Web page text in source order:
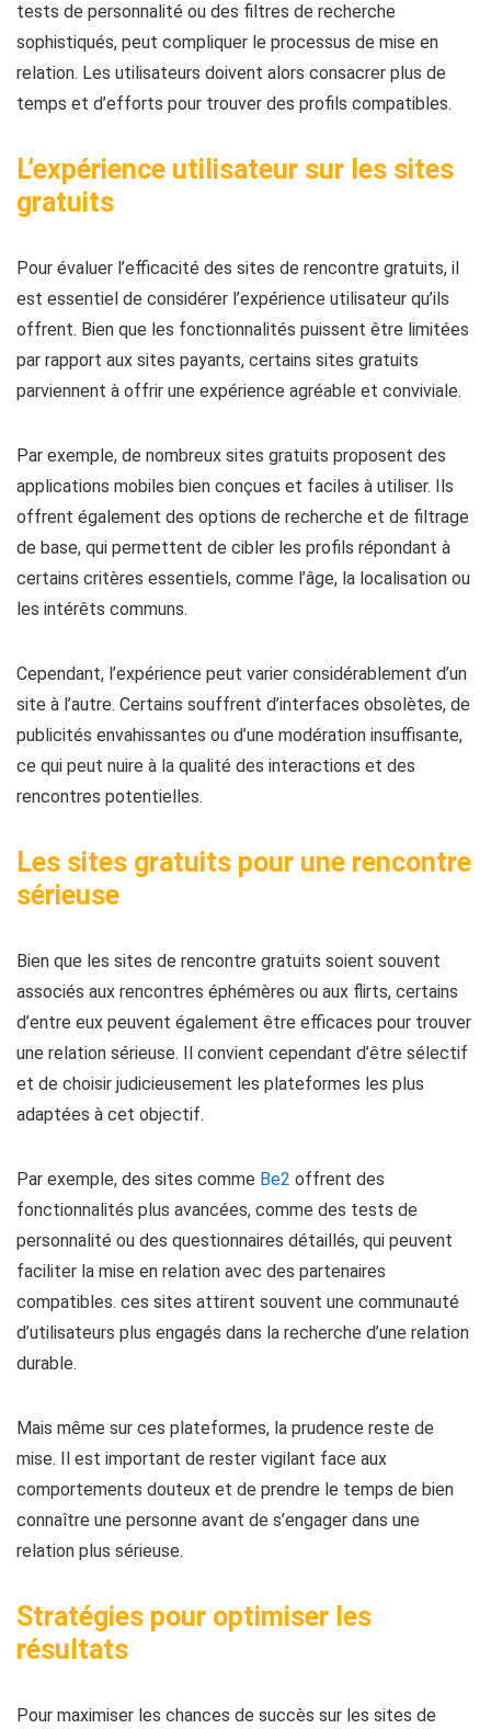
tests de personnalité ou des filtres de recherche
sophistiqués, peut compliquer le processus de mise en
relation. Les utilisateurs doivent alors consacrer plus de
temps et d’efforts pour trouver des profils compatibles.
L’expérience utilisateur sur les sites
gratuits
Pour évaluer l’efficacité des sites de rencontre gratuits, il
est essentiel de considérer l’expérience utilisateur qu’ils
offrent. Bien que les fonctionnalités puissent être limitées
par rapport aux sites payants, certains sites gratuits
parviennent à offrir une expérience agréable et conviviale.
Par exemple, de nombreux sites gratuits proposent des
applications mobiles bien conçues et faciles à utiliser. Ils
offrent également des options de recherche et de filtrage
de base, qui permettent de cibler les profils répondant à
certains critères essentiels, comme l’âge, la localisation ou
les intérêts communs.
Cependant, l’expérience peut varier considérablement d’un
site à l’autre. Certains souffrent d’interfaces obsolètes, de
publicités envahissantes ou d’une modération insuffisante,
ce qui peut nuire à la qualité des interactions et des
rencontres potentielles.
Les sites gratuits pour une rencontre
sérieuse
Bien que les sites de rencontre gratuits soient souvent
associés aux rencontres éphémères ou aux flirts, certains
d’entre eux peuvent également être efficaces pour trouver
une relation sérieuse. Il convient cependant d’être sélectif
et de choisir judicieusement les plateformes les plus
adaptées à cet objectif.
Par exemple, des sites comme Be2 offrent des
fonctionnalités plus avancées, comme des tests de
personnalité ou des questionnaires détaillés, qui peuvent
faciliter la mise en relation avec des partenaires
compatibles. ces sites attirent souvent une communauté
d’utilisateurs plus engagés dans la recherche d’une relation
durable.
Mais même sur ces plateformes, la prudence reste de
mise. Il est important de rester vigilant face aux
comportements douteux et de prendre le temps de bien
connaître une personne avant de s’engager dans une
relation plus sérieuse.
Stratégies pour optimiser les
résultats
Pour maximiser les chances de succès sur les sites de